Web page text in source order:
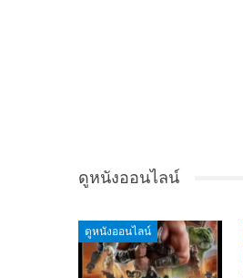
ดูหนังออนไลน์
ดูหนังออนไลน์